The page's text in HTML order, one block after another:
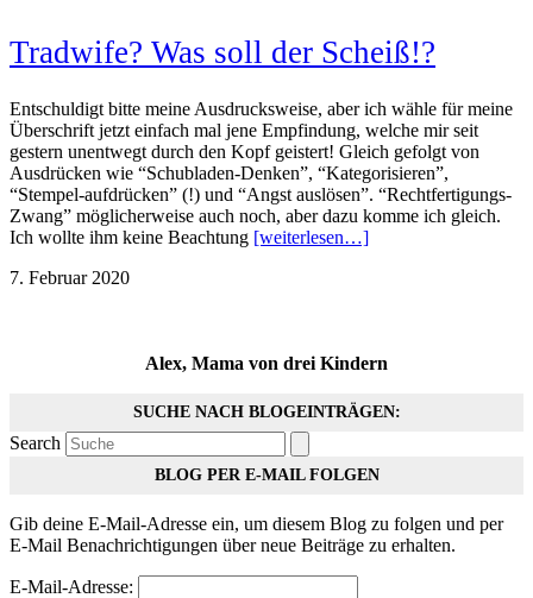
Tradwife? Was soll der Scheiß!?
Entschuldigt bitte meine Ausdrucksweise, aber ich wähle für meine
Überschrift jetzt einfach mal jene Empfindung, welche mir seit
gestern unentwegt durch den Kopf geistert! Gleich gefolgt von
Ausdrücken wie “Schubladen-Denken”, “Kategorisieren”,
“Stempel-aufdrücken” (!) und “Angst auslösen”. “Rechtfertigungs-
Zwang” möglicherweise auch noch, aber dazu komme ich gleich.
Ich wollte ihm keine Beachtung [weiterlesen…]
7. Februar 2020
Alex, Mama von drei Kindern
SUCHE NACH BLOGEINTRÄGEN:
Search
BLOG PER E-MAIL FOLGEN
Gib deine E-Mail-Adresse ein, um diesem Blog zu folgen und per
E-Mail Benachrichtigungen über neue Beiträge zu erhalten.
E-Mail-Adresse: